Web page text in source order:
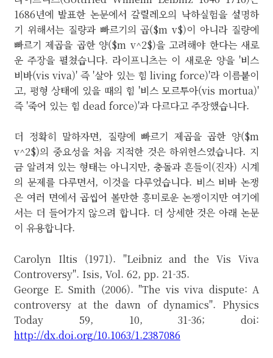
1686년에 발표한 논문에서 갈릴레오의 낙하실험을 설명하
기 위해서는 질량과 빠르기의 곱($m v$)이 아니라 질량에
빠르기 제곱을 곱한 양($m v^2$)을 고려해야 한다는 새로
운 주장을 펼쳤습니다. 라이프니츠는 이 새로운 양을 '비스
비바(vis viva)' 즉 '살아 있는 힘 living force)'라 이름붙이
고, 평형 상태에 있을 때의 힘 '비스 모르투아(vis mortua)'
즉 '죽어 있는 힘 dead force)'과 다르다고 주장했습니다.
더 정확히 말하자면, 질량에 빠르기 제곱을 곱한 양($m
v^2$)의 중요성을 처음 지적한 것은 하위헌스였습니다. 지
금 알려져 있는 형태는 아니지만, 충돌과 흔들이(진자) 시계
의 문제를 다루면서, 이것을 다루었습니다. 비스 비바 논쟁
은 여러 면에서 곱씹어 볼만한 흥미로운 논쟁이지만 여기에
서는 더 들어가지 않으려 합니다. 더 상세한 것은 아래 논문
이 유용합니다.
Carolyn Iltis (1971). "Leibniz and the Vis Viva
Controversy". Isis, Vol. 62, pp. 21-35.
George E. Smith (2006). "The vis viva dispute: A
controversy at the dawn of dynamics". Physics
Today 59, 10, 31-36; doi:
http://dx.doi.org/10.1063/1.2387086